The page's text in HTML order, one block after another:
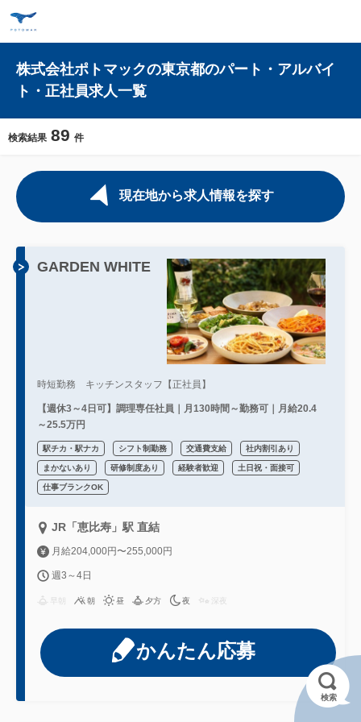
株式会社ポトマックの東京都のパート・アルバイ
ト・正社員求人一覧
検索結果 89 件
現在地から求人情報を探す
GARDEN WHITE
時短勤務 キッチンスタッフ【正社員】
【週休3～4日可】調理専任社員｜月130時間～勤務可｜月給20.4
～25.5万円
駅チカ・駅ナカ シフト制勤務 交通費支給 社内割引あり
まかないあり 研修制度あり 経験者歓迎 土日祝・面接可
仕事ブランクOK
JR「恵比寿」駅 直結
月給204,000円〜255,000円
週3～4日
朝 昼 夕方 夜 深夜
かんたん応募
検索